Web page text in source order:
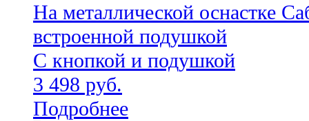
На металлической оснастке
встроенной подушкой
С кнопкой и подушкой
3 498 руб.
Подробнее